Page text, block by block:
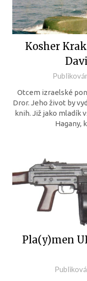
Kosher
Otcem izraelské
Dror. Jeho život by
knih. Již jako mladík
Hagany,
Pla(y)men